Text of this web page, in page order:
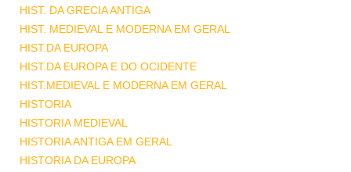
HIST. DA GRECIA ANTIGA
HIST. MEDIEVAL E MODERNA EM GERAL
HIST.DA EUROPA
HIST.DA EUROPA E DO OCIDENTE
HIST.MEDIEVAL E MODERNA EM GERAL
HISTORIA
HISTORIA MEDIEVAL
HISTORIA ANTIGA EM GERAL
HISTORIA DA EUROPA